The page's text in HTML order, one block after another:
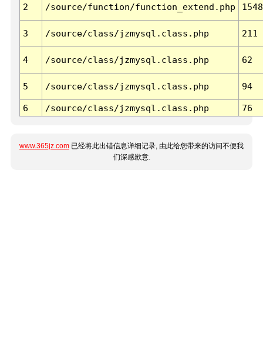
2 /source/function/function_extend.php 1548
3 /source/class/jzmysql.class.php 211
4 /source/class/jzmysql.class.php 62
5 /source/class/jzmysql.class.php 94
6 /source/class/jzmysql.class.php 76
www.365jz.com 已经将此出错信息详细记录, 由此给您带来的访问不便我
们深感歉意.